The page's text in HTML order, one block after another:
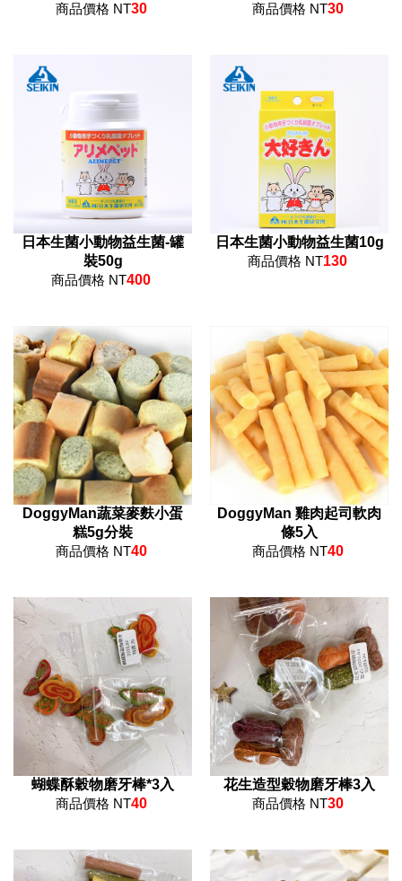
商品價格 NT30
商品價格 NT30
日本生菌小動物益生菌-罐
裝50g
商品價格 NT400
日本生菌小動物益生菌10g
商品價格 NT130
DoggyMan蔬菜麥麩小蛋
糕5g分裝
商品價格 NT40
DoggyMan 雞肉起司軟肉
條5入
商品價格 NT40
蝴蝶酥穀物磨牙棒*3入
商品價格 NT40
花生造型穀物磨牙棒3入
商品價格 NT30